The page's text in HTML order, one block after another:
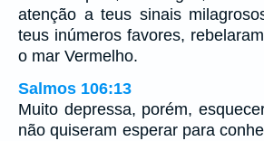
atenção a teus sinais
teus inúmeros favores,
o mar Vermelho.
Salmos 106:13
Muito depressa, porém,
não quiseram esperar para